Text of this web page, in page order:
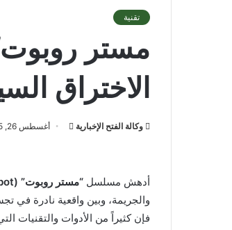
تقنية
مستر
الاختراق
وكالة الفتح الإخبارية
أرسل أغسطس 26, 2025
أدهش مسلسل “مستر روبوت” (Mr. Robot)
والجريمة، وبين واقعية نادرة في
فإن كثيراً من الأدوات والتقنيات